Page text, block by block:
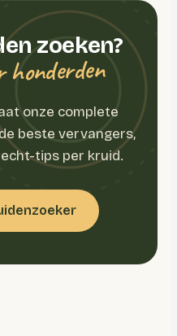
zoeken?
honderden
onze complete
beste vervangers,
tips per kruid.